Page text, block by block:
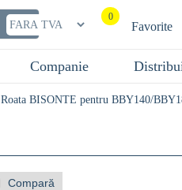
Favorite
0
Companie
Roata BISONTE pentru BBY140/
Compară